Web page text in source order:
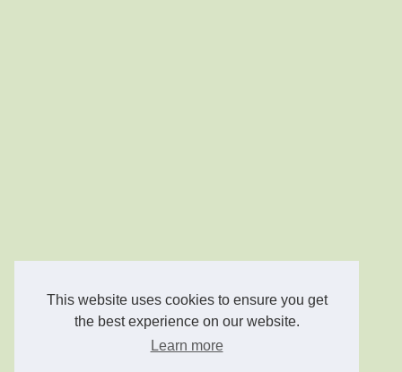
This website uses cookies to ensure you get
the best experience on our website.
Learn more